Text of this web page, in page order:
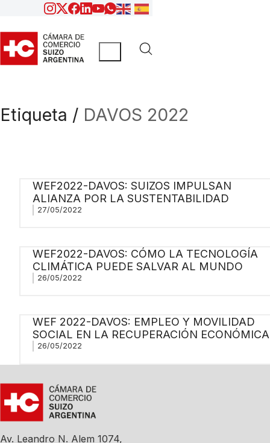
Etiqueta / DAVOS 2022
WEF2022-DAVOS: SUIZOS IMPULSAN
ALIANZA POR LA SUSTENTABILIDAD
27/05/2022
WEF2022-DAVOS: CÓMO LA TECNOLOGÍA
CLIMÁTICA PUEDE SALVAR AL MUNDO
26/05/2022
WEF 2022-DAVOS: EMPLEO Y MOVILIDAD
SOCIAL EN LA RECUPERACIÓN ECONÓMICA
26/05/2022
Av. Leandro N. Alem 1074,